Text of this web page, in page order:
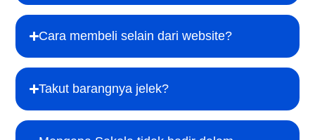
Cara membeli selain dari website?
Takut barangnya jelek?